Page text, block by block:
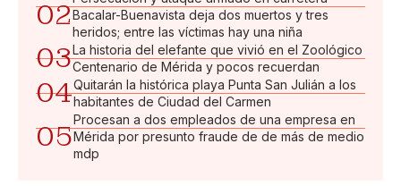
02Bacalar-Buenavista deja dos muertos y tres
heridos; entre las víctimas hay una niña
03La historia del elefante que vivió en el Zoológico
Centenario de Mérida y pocos recuerdan
04Quitarán la histórica playa Punta San Julián a los
habitantes de Ciudad del Carmen
05
Procesan a dos empleados de una empresa en
Mérida por presunto fraude de de más de medio
mdp